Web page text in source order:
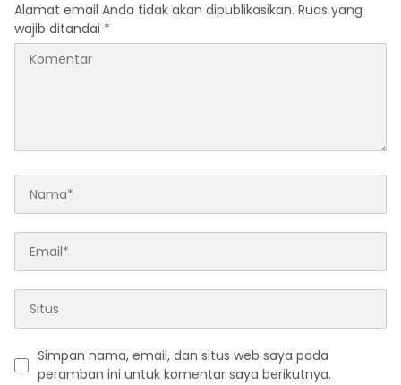
Alamat email Anda tidak akan dipublikasikan. Ruas yang
wajib ditandai *
Simpan nama, email, dan situs web saya pada
peramban ini untuk komentar saya berikutnya.